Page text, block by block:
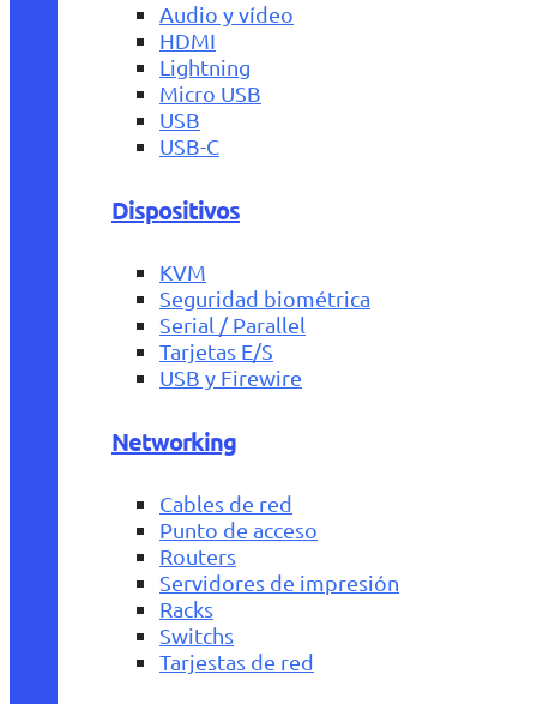
Audio y vídeo
HDMI
Lightning
Micro USB
USB
USB-C
Dispositivos
KVM
Seguridad biométrica
Serial / Parallel
Tarjetas E/S
USB y Firewire
Networking
Cables de red
Punto de acceso
Routers
Servidores de impresión
Racks
Switchs
Tarjestas de red